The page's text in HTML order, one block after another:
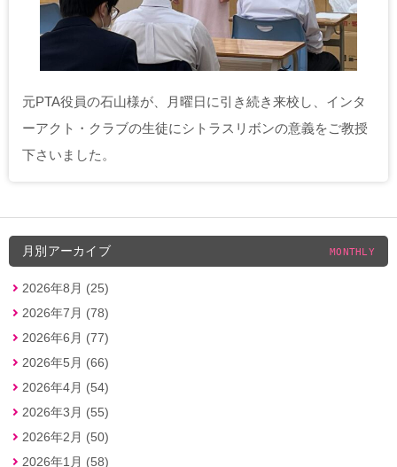
元PTA役員の石山様が、月曜日に引き続き来校し、インタ
ーアクト・クラブの生徒にシトラスリボンの意義をご教授
下さいました。
月別アーカイブ MONTHLY
2026年8月 (25)
2026年7月 (78)
2026年6月 (77)
2026年5月 (66)
2026年4月 (54)
2026年3月 (55)
2026年2月 (50)
2026年1月 (58)